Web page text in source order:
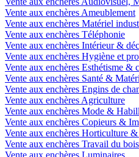
Vente aux enchères Ameublement
Vente aux enchères Matériel
Vente aux enchères Téléphonie
Vente aux enchères Intérieur &
Vente aux enchères Hygiène et
Vente aux enchères Esthétisme &
Vente aux enchères Santé &
Vente aux enchères Engins de
Vente aux enchères Agriculture
Vente aux enchères Mode &
Vente aux enchères Copieurs &
Vente aux enchères Horticulture
Vente aux enchères Travail du